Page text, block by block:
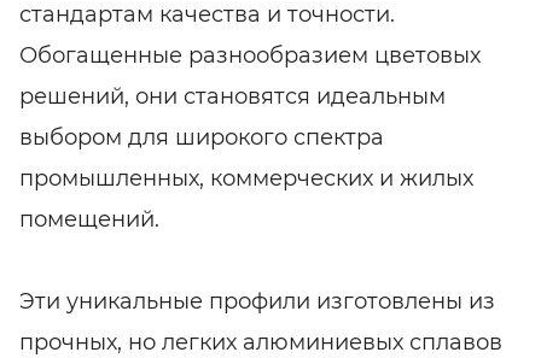
стандартам качества и точности.
Обогащенные разнообразием цветовых
решений, они становятся идеальным
выбором для широкого спектра
промышленных, коммерческих и жилых
помещений.
Эти уникальные профили изготовлены из
прочных, но легких алюминиевых сплавов